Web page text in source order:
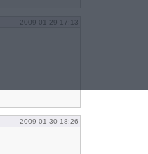
2009-01-29 17:13
2009-01-30 18:26